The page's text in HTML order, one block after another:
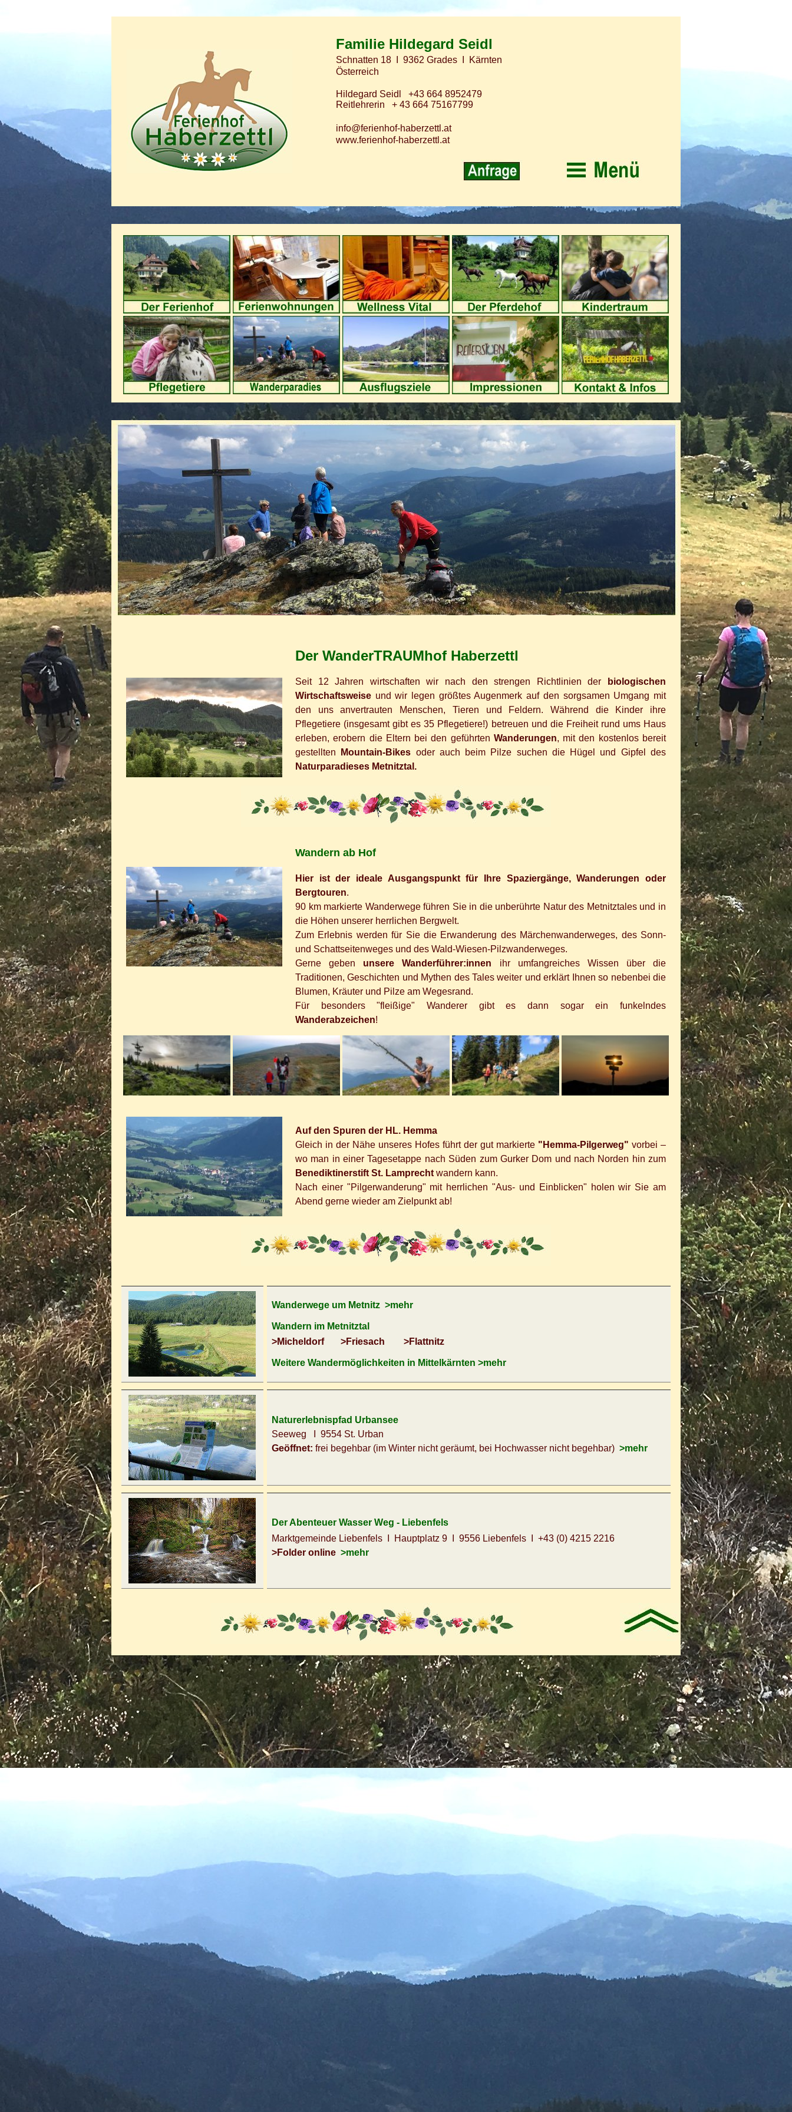
Familie Hildegard Seidl
Schnatten 18 I 9362 Grades I Kärnten
Österreich
Hildegard Seidl +43 664 8952479
Reitlehrerin + 43 664 75167799
info@ferienhof-haberzettl.at
www.ferienhof-haberzettl.at
Der WanderTRAUMhof Haberzettl
Seit 12 Jahren wirtschaften wir nach den strengen Richtlinien der
biologischen
Wirtschaftsweise und wir legen größtes Augenmerk auf den sorgsamen Umgang mit
den uns anvertrauten Menschen, Tieren und Feldern. Während die Kinder ihre
Pflegetiere (insgesamt gibt es 35 Pflegetiere!) betreuen und die Freiheit rund ums Haus
erleben, erobern die Eltern bei den geführten Wanderungen, mit den kostenlos bereit
gestellten
Mountain-Bikes oder auch beim Pilze suchen die Hügel und Gipfel des
Naturparadieses Metnitztal.
Wandern ab Hof
Hier ist der ideale Ausgangspunkt für Ihre Spaziergänge, Wanderungen oder
Bergtouren.
90 km markierte Wanderwege führen Sie in die unberührte Natur des Metnitztales und in
die Höhen unserer herrlichen Bergwelt.
Zum Erlebnis werden für Sie die Erwanderung des Märchenwanderweges, des Sonn-
und Schattseitenweges und des Wald-Wiesen-Pilzwanderweges.
Gerne geben unsere Wanderführer:innen ihr umfangreiches Wissen über die
Traditionen, Geschichten und Mythen des Tales weiter und erklärt Ihnen so nebenbei die
Blumen, Kräuter und Pilze am Wegesrand.
Für besonders "fleißige" Wanderer gibt es dann sogar ein funkelndes
Wanderabzeichen!
Auf den Spuren der HL. Hemma
Gleich in der Nähe unseres Hofes führt der gut markierte "Hemma-Pilgerweg" vorbei –
wo man in einer Tagesetappe nach Süden zum Gurker Dom und nach Norden hin zum
Benediktinerstift St. Lamprecht wandern kann.
Nach einer "Pilgerwanderung" mit herrlichen "Aus- und Einblicken" holen wir Sie am
Abend gerne wieder am Zielpunkt ab!
Wanderwege um Metnitz >mehr
Wandern im Metnitztal
>Micheldorf >Friesach >Flattnitz
Weitere Wandermöglichkeiten in Mittelkärnten >mehr
Naturerlebnispfad Urbansee
Seeweg I 9554 St. Urban
Geöffnet: frei begehbar (im Winter nicht geräumt, bei Hochwasser nicht begehbar) >mehr
Der Abenteuer Wasser Weg - Liebenfels
Marktgemeinde Liebenfels I Hauptplatz 9 I 9556 Liebenfels I +43 (0) 4215 2216
>Folder online >mehr